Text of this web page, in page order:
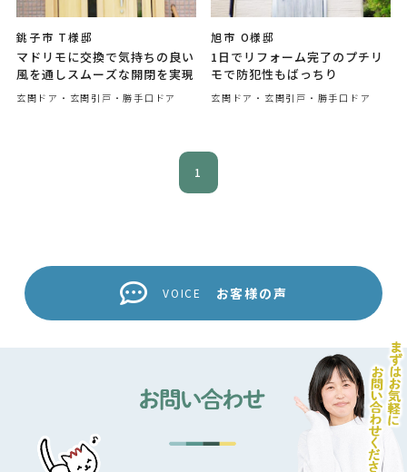
銚子市 T様邸
マドリモに交換で気持ちの良い
風を通しスムーズな開閉を実現
玄関ドア・玄関引戸・勝手口ドア
旭市 O様邸
1日でリフォーム完了のプチリ
モで防犯性もばっちり
玄関ドア・玄関引戸・勝手口ドア
1
VOICE お客様の声